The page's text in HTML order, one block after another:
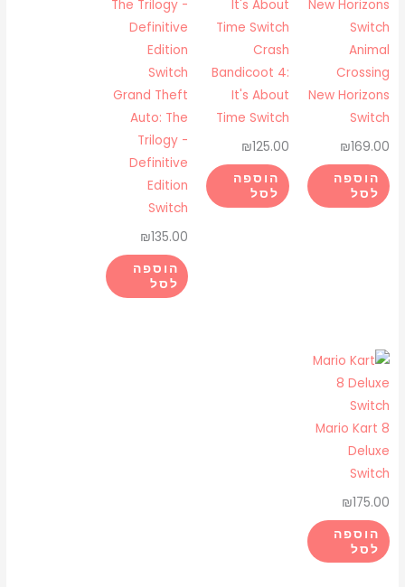
Animal
Crossing
New Horizons
Switch
₪169.00
הוספה
לסל
Crash
Bandicoot 4:
It's About
Time Switch
₪125.00
הוספה
לסל
Grand Theft
Auto: The
Trilogy -
Definitive
Edition
Switch
₪135.00
הוספה
לסל
Mario Kart 8
Deluxe
Switch
₪175.00
הוספה
לסל